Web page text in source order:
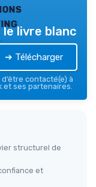
livre blanc
➔ Télécharger
contacté(e) à
et ses partenaires.
structurel de
et